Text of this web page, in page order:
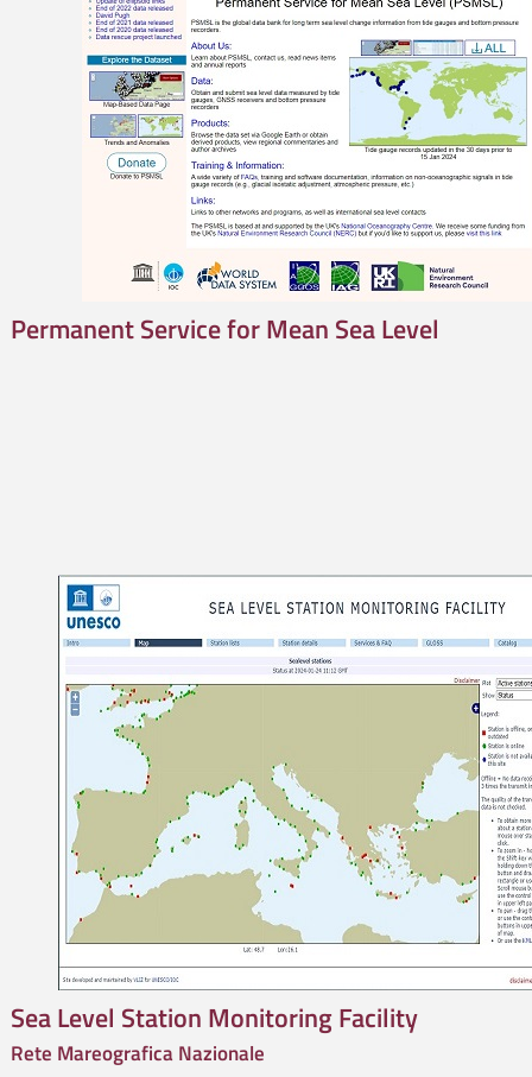
Permanent Service for Mean Sea Level
Sea Level Station Monitoring Facility
Rete Mareografica Nazionale